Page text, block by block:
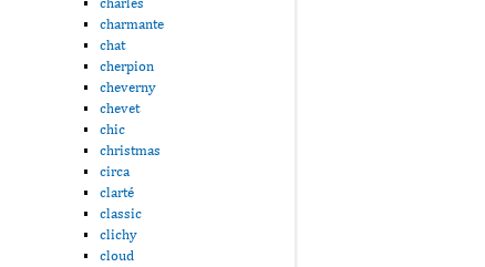
charmante
chat
cherpion
cheverny
chevet
chic
christmas
circa
clarté
classic
clichy
cloud